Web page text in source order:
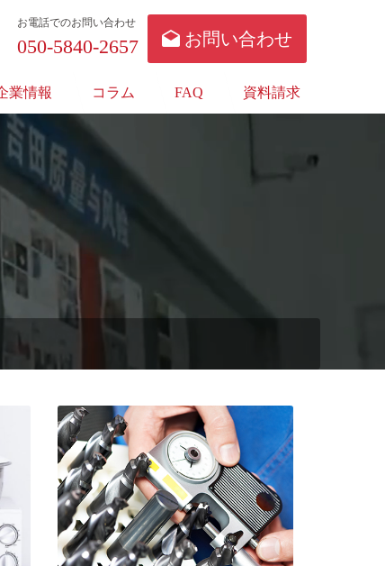
お電話でのお問い合わせ
050-5840-2657 お問い合わせ
業情報 コラム FAQ 資料請求